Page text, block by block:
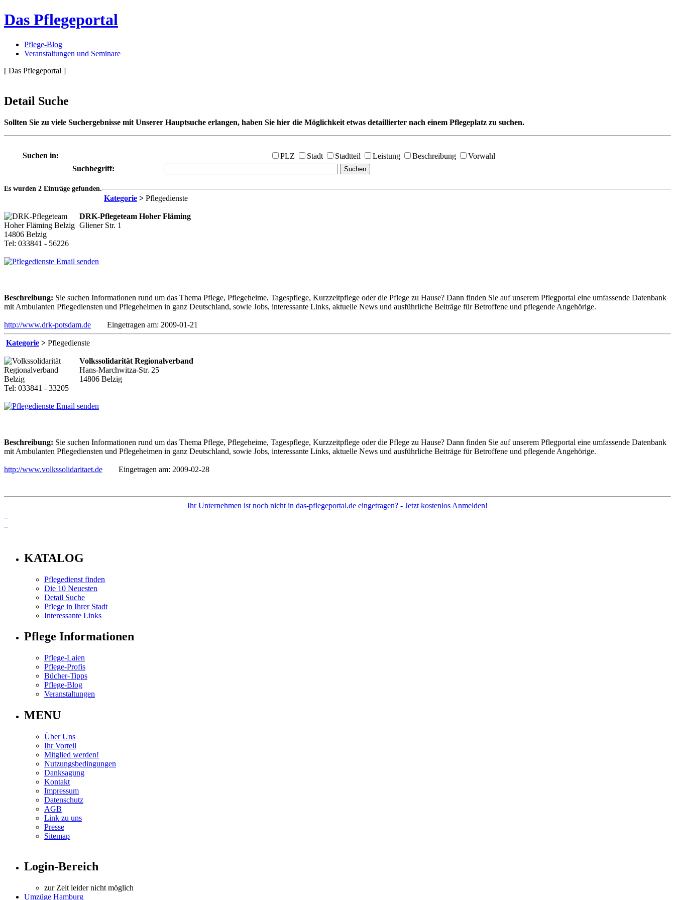
Das Pflegeportal
Pflege-Blog
Veranstaltungen und Seminare
[ Das Pflegeportal ]
Detail Suche
Sollten Sie zu viele Suchergebnisse mit Unserer Hauptsuche erlangen, haben Sie hier die Möglichkeit etwas detaillierter nach einem Pflegeplatz zu suchen.
Suchen in: PLZ Stadt Stadtteil Leistung Beschreibung
Vorwahl
Suchbegriff:
Es wurden 2 Einträge gefunden.
Kategorie > Pflegedienste
DRK-Pflegeteam Hoher Fläming
Gliener Str. 1
14806 Belzig
Tel: 033841 - 56226
Email senden
Beschreibung: Sie suchen Informationen rund um das Thema Pflege, Pflegeheime, Tagespflege, Kurzzeitpflege oder die Pflege zu Hause? Dann finden Sie auf unserem Pflegportal eine umfassende Datenbank
mit Ambulanten Pflegediensten und Pflegeheimen in ganz Deutschland, sowie Jobs, interessante Links, aktuelle News und ausführliche Beiträge für Betroffene und pflegende Angehörige.
http://www.drk-potsdam.de Eingetragen am: 2009-01-21
Kategorie > Pflegedienste
Volkssolidarität Regionalverband
Hans-Marchwitza-Str. 25
14806 Belzig
Tel: 033841 - 33205
Email senden
Beschreibung: Sie suchen Informationen rund um das Thema Pflege, Pflegeheime, Tagespflege, Kurzzeitpflege oder die Pflege zu Hause? Dann finden Sie auf unserem Pflegportal eine umfassende Datenbank
mit Ambulanten Pflegediensten und Pflegeheimen in ganz Deutschland, sowie Jobs, interessante Links, aktuelle News und ausführliche Beiträge für Betroffene und pflegende Angehörige.
http://www.volkssolidaritaet.de Eingetragen am: 2009-02-28
Ihr Unternehmen ist noch nicht in das-pflegeportal.de eingetragen? - Jetzt kostenlos Anmelden!
KATALOG
Pflegedienst finden
Die 10 Neuesten
Detail Suche
Pflege in Ihrer Stadt
Interessante Links
Pflege Informationen
Pflege-Laien
Pflege-Profis
Bücher-Tipps
Pflege-Blog
Veranstaltungen
MENU
Über Uns
Ihr Vorteil
Mitglied werden!
Nutzungsbedingungen
Danksagung
Kontakt
Impressum
Datenschutz
AGB
Link zu uns
Presse
Sitemap
Login-Bereich
zur Zeit leider nicht möglich
Umzüge Hamburg